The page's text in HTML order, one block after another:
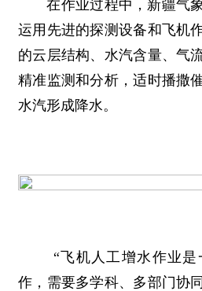
在作业过程中，新疆气象
运用先进的探测设备和飞机
的云层结构、水汽含量、气
精准监测和分析，适时播撒
水汽形成降水。
“飞机人工增水作业是
作，需要多学科、多部门协